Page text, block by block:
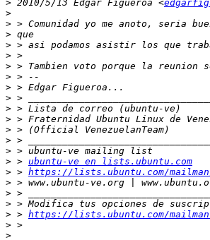
> 2010/5/13 Edgar Figueroa <
>
>
>
>
>
>
>
>
>
>
>
>
>
>
> > ubuntu-ve en lists.ubuntu.com
> > https://lists.ubuntu.com/
>
>
>
> > https://lists.ubuntu.com/
>
>